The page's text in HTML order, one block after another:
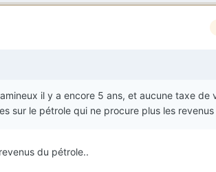
il y a encore 5 ans, et aucune taxe de
sur le pétrole qui ne procure plus les
du pétrole..